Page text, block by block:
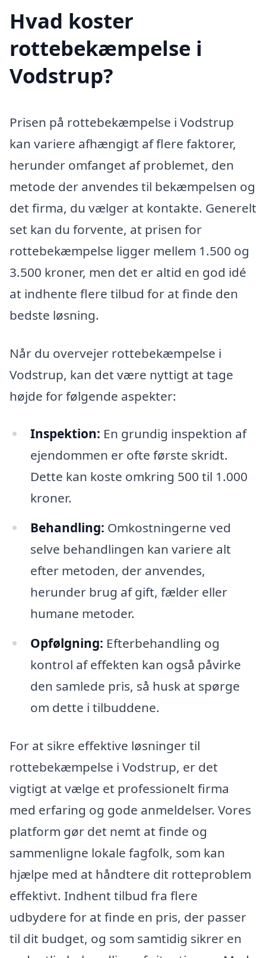
Hvad koster
rottebekæmpelse i
Vodstrup?
Prisen på rottebekæmpelse i Vodstrup
kan variere afhængigt af flere faktorer,
herunder omfanget af problemet, den
metode der anvendes til bekæmpelsen og
det firma, du vælger at kontakte. Generelt
set kan du forvente, at prisen for
rottebekæmpelse ligger mellem 1.500 og
3.500 kroner, men det er altid en god idé
at indhente flere tilbud for at finde den
bedste løsning.
Når du overvejer rottebekæmpelse i
Vodstrup, kan det være nyttigt at tage
højde for følgende aspekter:
Inspektion: En grundig inspektion af
ejendommen er ofte første skridt.
Dette kan koste omkring 500 til 1.000
kroner.
Behandling: Omkostningerne ved
selve behandlingen kan variere alt
efter metoden, der anvendes,
herunder brug af gift, fælder eller
humane metoder.
Opfølgning: Efterbehandling og
kontrol af effekten kan også påvirke
den samlede pris, så husk at spørge
om dette i tilbuddene.
For at sikre effektive løsninger til
rottebekæmpelse i Vodstrup, er det
vigtigt at vælge et professionelt firma
med erfaring og gode anmeldelser. Vores
platform gør det nemt at finde og
sammenligne lokale fagfolk, som kan
hjælpe med at håndtere dit rotteproblem
effektivt. Indhent tilbud fra flere
udbydere for at finde en pris, der passer
til dit budget, og som samtidig sikrer en